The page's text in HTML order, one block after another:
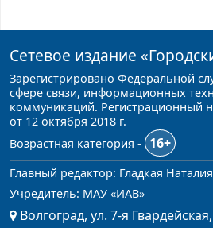
Сетевое издание
Зарегистрировано Федеральной
сфере связи, информационных
коммуникаций. Регистрационный
от 12 октября 2018 г.
Возрастная категория -
16+
Главный редактор: Гладкая
Учредитель: МАУ «ИАВ»
Волгоград, ул. 7-я